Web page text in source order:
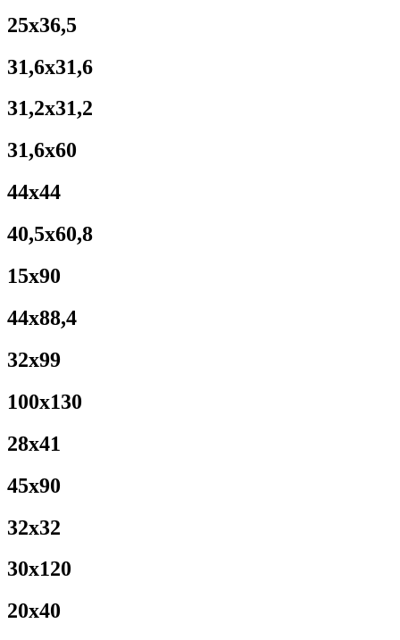
25x36,5
31,6x31,6
31,2x31,2
31,6x60
44x44
40,5x60,8
15x90
44x88,4
32x99
100x130
28x41
45x90
32x32
30x120
20x40